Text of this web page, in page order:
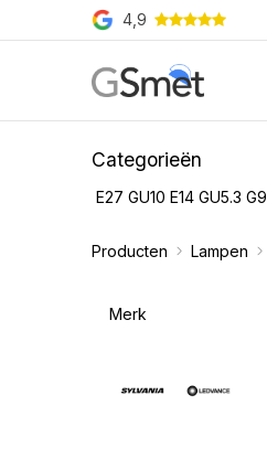
Overslaan naar inhoud
4,9
Categorieën
E27 GU10 E14 GU5.3 G9
Producten Lampen
Merk